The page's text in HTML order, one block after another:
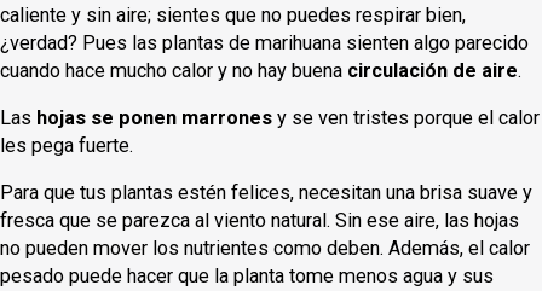
caliente y sin aire; sientes que no puedes respirar bien,
¿verdad? Pues las plantas de marihuana sienten algo parecido
cuando hace mucho calor y no hay buena circulación de aire.
Las hojas se ponen marrones y se ven tristes porque el calor
les pega fuerte.
Para que tus plantas estén felices, necesitan una brisa suave y
fresca que se parezca al viento natural. Sin ese aire, las hojas
no pueden mover los nutrientes como deben. Además, el calor
pesado puede hacer que la planta tome menos agua y sus